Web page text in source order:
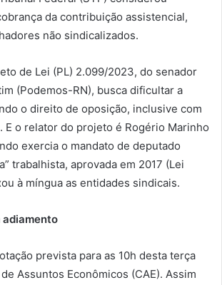
da contribuição assistencial,
não sindicalizados.
de Lei (PL) 2.099/2023, do senador
(Podemos-RN), busca dificultar a
o direito de oposição, inclusive com
E o relator do projeto é Rogério Marinho
exercia o mandato de deputado
trabalhista, aprovada em 2017 (Lei
à míngua as entidades sindicais.
prevista para as 10h desta terça
Assuntos Econômicos (CAE). Assim